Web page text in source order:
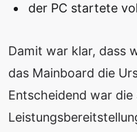
der PC startete
Damit war klar, dass
das Mainboard die
Entscheidend war die